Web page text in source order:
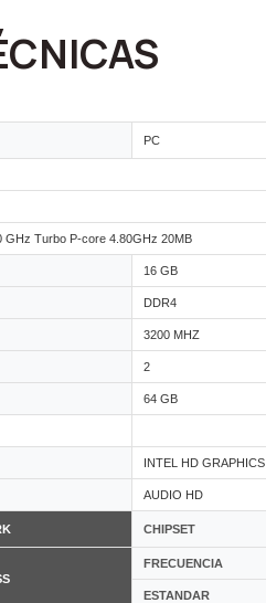
PC
GHz Turbo P-core 4.80GHz 20MB
16 GB
DDR4
3200 MHZ
2
64 GB
INTEL HD GRAPHICS
AUDIO HD
CHIPSET
FRECUENCIA
ESTANDAR